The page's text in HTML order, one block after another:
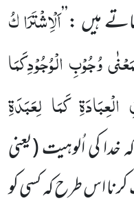
ہیں :’’اَلْاِشْتِرَا کُ
وُجُوْبِ الْوُجُوْدِکَمَا
کَمَا لِعَبَدَۃِ
خدا کی اُلوہیت (یعنی
اس طرح کہ کسی کو